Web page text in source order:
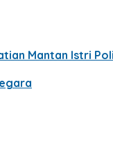
Mantan Istri